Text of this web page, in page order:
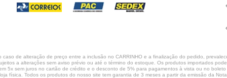
de alteração de preço entre a inclusão no CARRINHO e a finalização do pedido,
a alterações sem aviso prévio ou até o término do estoque. Os produtos importados
5x sem juros no cartão de crédito e o desconto de 5% para pagamentos à vista ou no
física. Todos os produtos do nosso site tem garantia de 3 meses a partir da emissão da Nota